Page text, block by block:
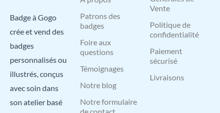
Badge à Gogo
crée et vend des
badges
personnalisés ou
illustrés, conçus
avec soin dans
son atelier basé
Patrons des
badges
Foire aux
questions
Témoignages
Notre blog
Notre formulaire
Vente
Politique de
confidentialité
Paiement
sécurisé
Livraisons